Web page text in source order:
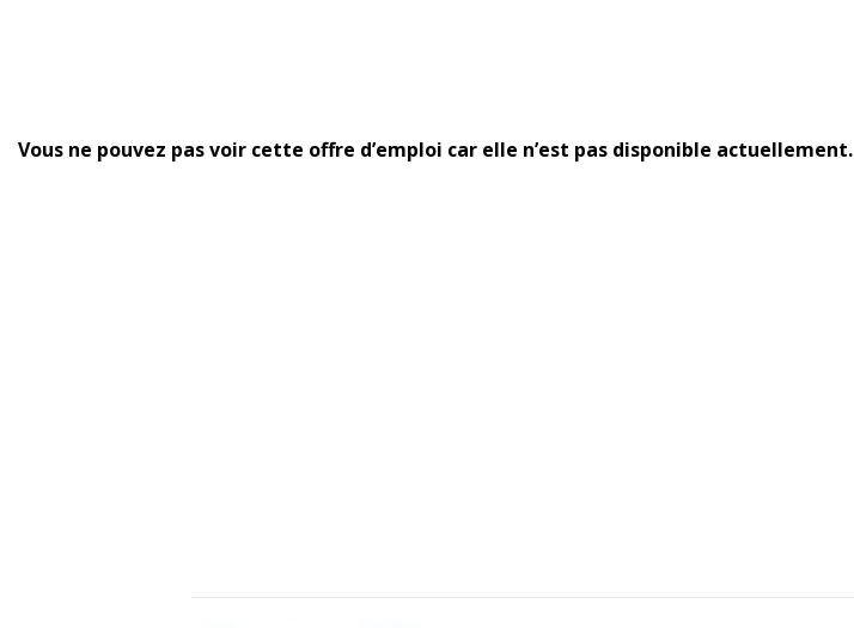
Vous ne pouvez pas voir cette offre d’emploi car elle n’est pas disponible actuellement.